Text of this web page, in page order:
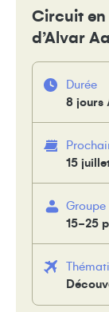
Circuit en
d’Alvar
Durée
8 jours
15
Groupe
15-25